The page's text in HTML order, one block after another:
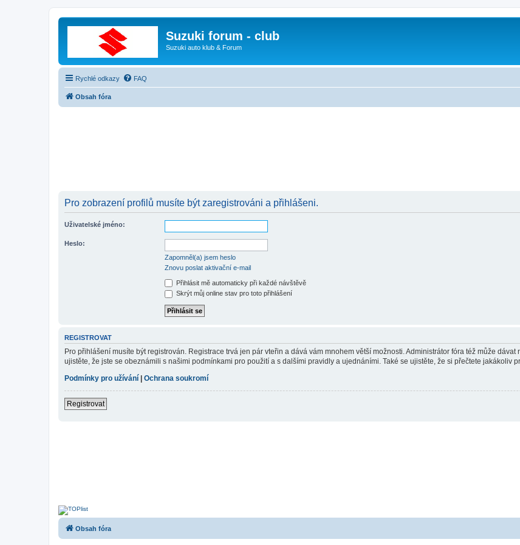
Suzuki forum - club
Suzuki auto klub & Forum
Rychlé odkazy FAQ
Obsah fóra
Pro zobrazení profilů musíte být zaregistrováni a přihlášeni.
Uživatelské jméno:
Heslo:
Zapomněl(a) jsem heslo
Znovu poslat aktivační e-mail
Přihlásit mě automaticky při každé návštěvě
Skrýt můj online stav pro toto přihlášení
REGISTROVAT
Pro přihlášení musíte být registrován. Registrace trvá jen pár vteřin a dává vám mnohem větší možnosti. Administrátor fóra též může
ujistěte, že jste se obeznámili s našimi podmínkami pro použití a s dalšími pravidly a ujednáními. Také se ujistěte, že si přečtete jakákoliv
Podmínky pro užívání
Ochrana soukromí
Registrovat
Obsah fóra